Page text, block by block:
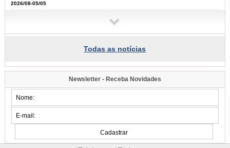
2026/08-05/05
17:42
com 187 alunos
16:47
Prefeitura abre espaço para a população construir o Plano Municipal
aberta à comunidade
Programa de Iniciação ao Trabalho se aproxima de 10 mil jovens
Nesta terça-feira, dia 4, mais 55 adolescentes se formaram na capacitação
Todas as notícias
Newsletter - Receba Novidades